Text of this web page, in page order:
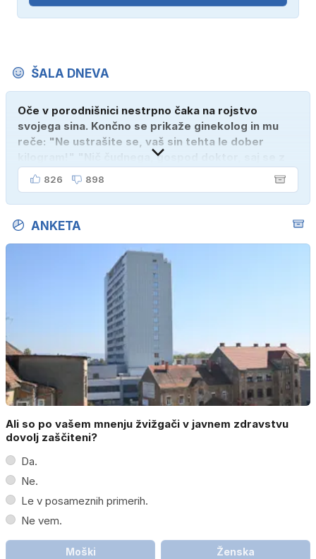
ŠALA DNEVA
Oče v porodnišnici nestrpno čaka na rojstvo
svojega sina. Končno se prikaže ginekolog in mu
reče: "Ne ustrašite se, vaš sin tehta le dober
kilogram!" "Nič čudnega, gospod doktor, saj se z
ženo poznava šele tri mesece."
826 898
ANKETA
Ali so po vašem mnenju žvižgači v javnem zdravstvu
dovolj zaščiteni?
Da.
Ne.
Le v posameznih primerih.
Ne vem.
Moški Ženska